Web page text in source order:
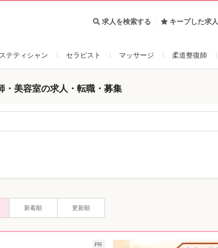
求人を検索する キープした求人
テティシャン セラピスト マッサージ 柔道整復師
・美容室の求人・転職・募集
新着順 更新順
PR